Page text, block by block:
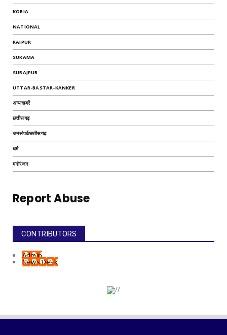
KORIA
NATIONAL
RAIPUR
SUKAMA
SURAJPUR
UTTAR-BASTAR-KANKER
अन्यखबरें
छत्तीसगढ़
जनसंपर्कछत्तीसगढ़
धर्म
मनोरंजन
Report Abuse
CONTRIBUTORS
Admin
News Desk